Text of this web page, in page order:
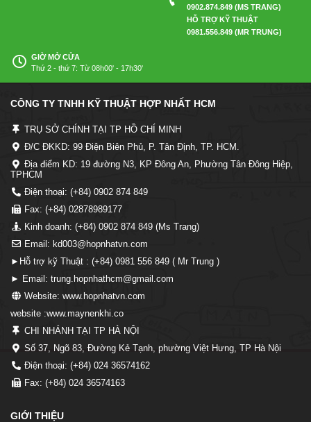
0902.874.849 (MS TRANG)
HỖ TRỢ KỸ THUẬT
0981.556.849 (MR TRUNG)
GIỜ MỞ CỬA
Thứ 2 - thứ 7: Từ 08h00' - 17h30'
CÔNG TY TNHH KỸ THUẬT HỢP NHẤT HCM
TRỤ SỞ CHÍNH TẠI TP HỒ CHÍ MINH
Đ/C ĐKKD: 99 Điện Biên Phủ, P. Tân Định, TP. HCM.
Địa điểm KD: 19 đường N3, KP Đông An, Phường Tân Đông Hiệp,
TPHCM
Điện thoại: (+84) 0902 874 849
Fax: (+84) 02878989177
Kinh doanh: (+84) 0902 874 849 (Ms Trang)
Email: kd003@hopnhatvn.com
►Hỗ trợ kỹ Thuật : (+84) 0981 556 849 ( Mr Trung )
► Email: trung.hopnhathcm@gmail.com
Website: www.hopnhatvn.com
website :www.maynenkhi.co
CHI NHÁNH TẠI TP HÀ NỘI
Số 37, Ngõ 83, Đường Kẻ Tạnh, phường Việt Hưng, TP Hà Nội
Điện thoại: (+84) 024 36574162
Fax: (+84) 024 36574163
GIỚI THIỆU